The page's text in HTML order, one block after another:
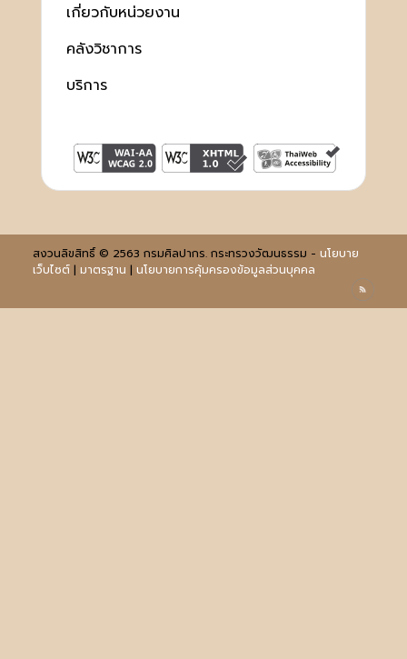
เกี่ยวกับหน่วยงาน
คลังวิชาการ
บริการ
สงวนลิขสิทธิ์ © 2563 กรมศิลปากร. กระทรวงวัฒนธรรม - นโยบาย
เว็บไซต์| มาตรฐาน | นโยบายการคุ้มครองข้อมูลส่วนบุคคล